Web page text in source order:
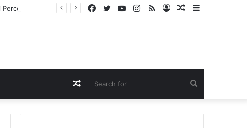
Random
Log
RSS
Instagram
YouTube
Twitter
Facebook
for
Random
Article